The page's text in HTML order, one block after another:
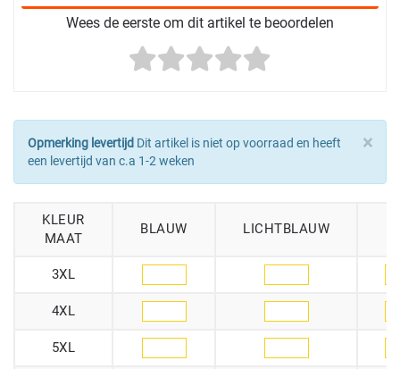
Wees de eerste om dit artikel te beoordelen
×
Opmerking levertijd Dit artikel is niet op voorraad en heeft
een levertijd van c.a 1-2 weken
KLEUR
MAAT
BLAUW LICHTBLAUW
3XL
4XL
5XL